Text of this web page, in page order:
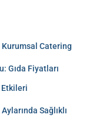
Catering
Gıda Fiyatları
Etkileri
Sağlıklı